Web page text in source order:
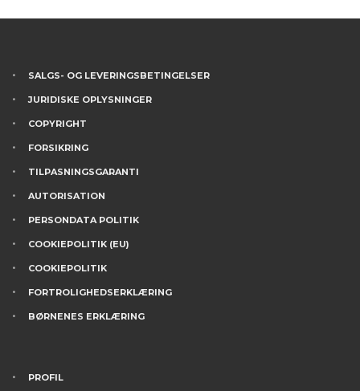
SALGS- OG LEVERINGSBETINGELSER
JURIDISKE OPLYSNINGER
COPYRIGHT
FORSIKRING
TILPASNINGSGARANTI
AUTORISATION
PERSONDATA POLITIK
COOKIEPOLITIK (EU)
COOKIEPOLITIK
FORTROLIGHEDSERKLÆRING
BØRNENES ERKLÆRING
PROFIL